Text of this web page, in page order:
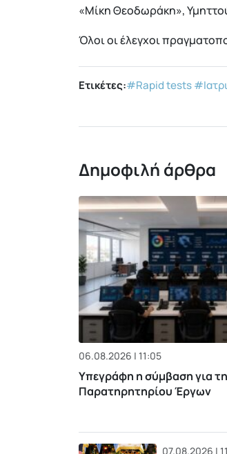
«Μίκη Θεοδωράκη»,
Όλοι οι έλεγχοι
Ετικέτες:#Rapid tests
Δημοφιλή άρθρα
06.08.2026 | 11:05
Υπεγράφη η σύμβαση για
Παρατηρητηρίου Έργων
07.08.2026 |